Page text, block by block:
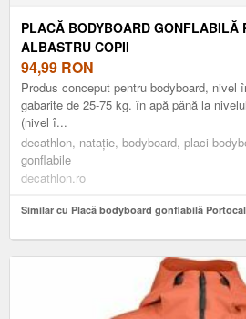
PLACĂ BODYBOARD GONFLABILĂ
ALBASTRU COPII
94,99 RON
Produs conceput pentru bodyboard, nivel
gabarite de 25-75 kg. în apă până la
(nivel î...
decathlon, nataţie, bodyboard, placi
gonflabile
decathlon.ro
Similar cu Placă bodyboard gonflabilă